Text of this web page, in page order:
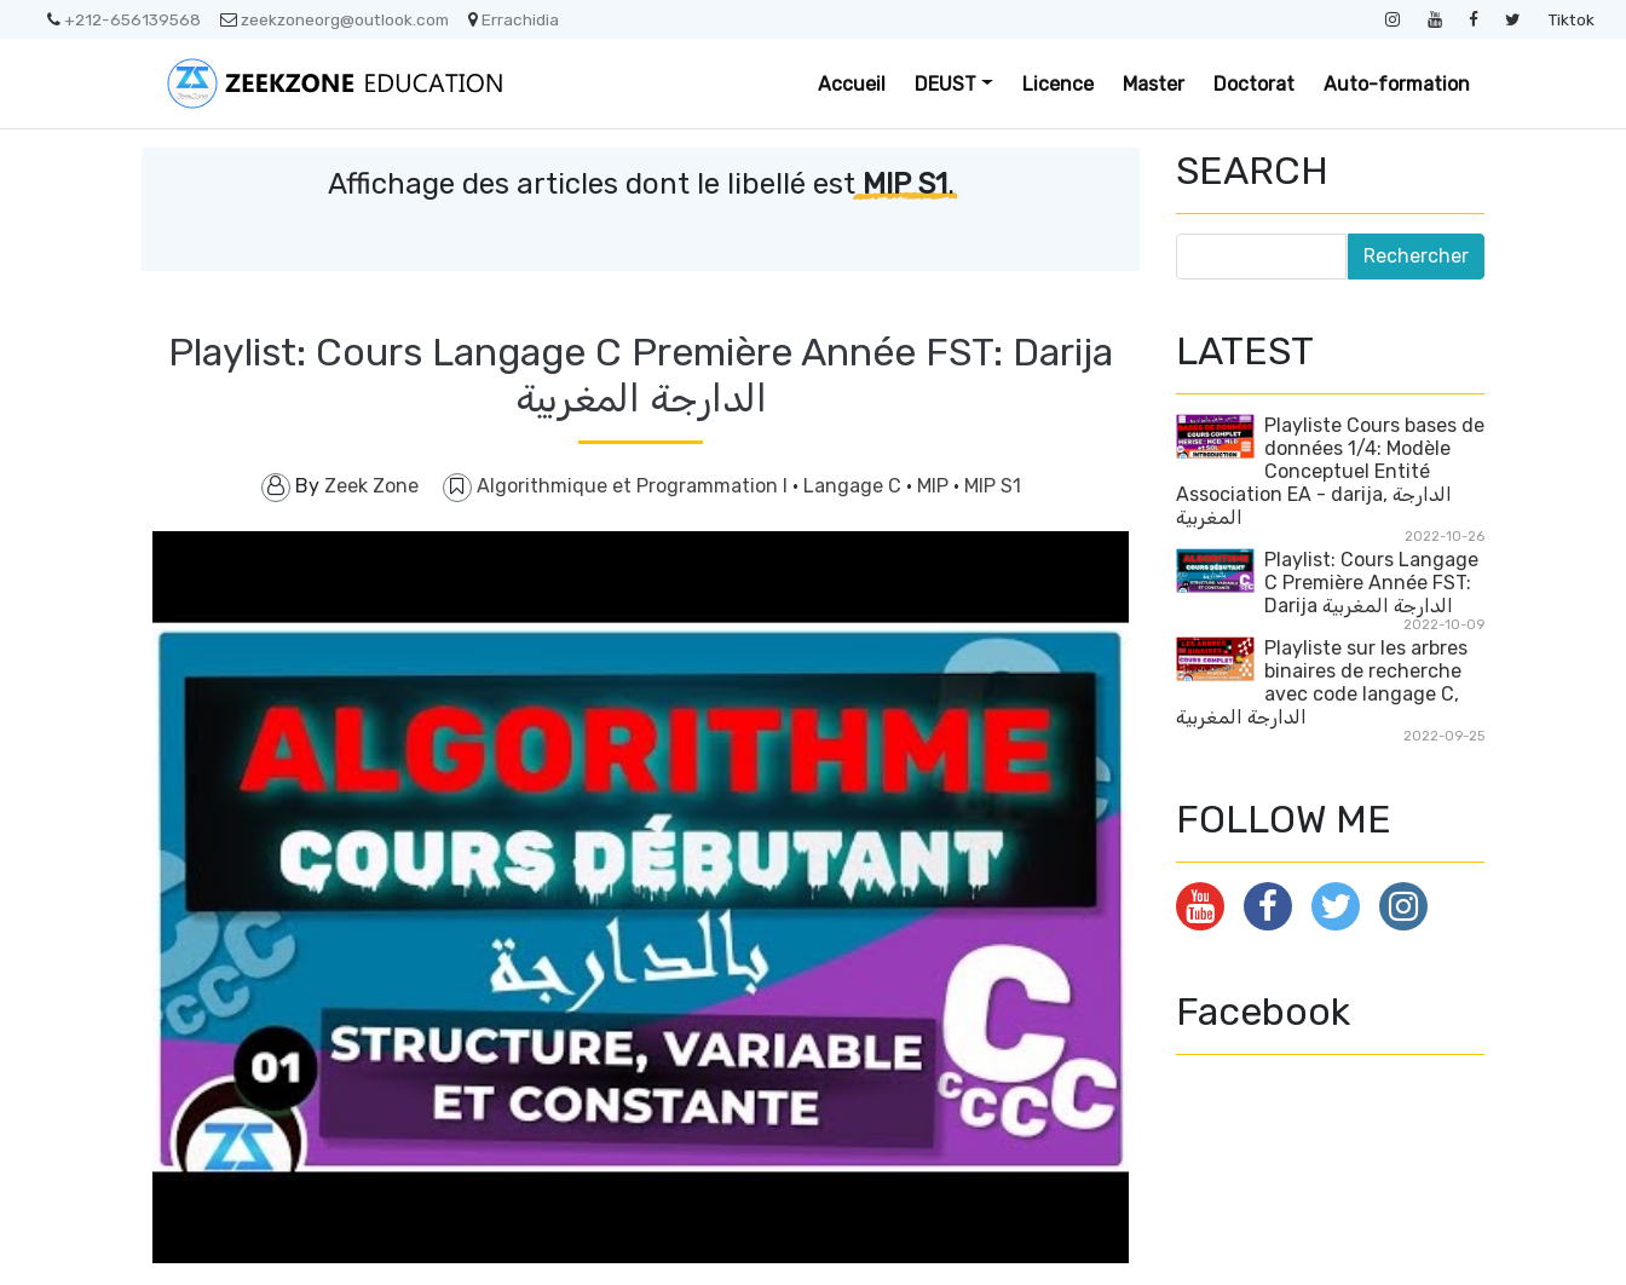
+212-656139568 zeekzoneorg@outlook.com Errachidia Tiktok
Accueil DEUST Licence Master Doctorat Auto-formation
Affichage des articles dont le libellé estMIP S1.
Playlist: Cours Langage C Première Année FST: Darija
الدارجة المغربية
By Zeek Zone Algorithmique et Programmation I · Langage C · MIP · MIP S1
SEARCH
LATEST
Playliste Cours bases de
données 1/4: Modèle
Conceptuel Entité
Association EA - darija, الدارجة
المغربية
2022-10-26
Playlist: Cours Langage
C Première Année FST:
Darija الدارجة المغربية
2022-10-09
Playliste sur les arbres
binaires de recherche
avec code langage C,
الدارجة المغربية
2022-09-25
FOLLOW ME
Facebook